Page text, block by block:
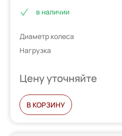
в наличии
Диаметр колеса
Нагрузка
Цену уточняйте
В КОРЗИНУ